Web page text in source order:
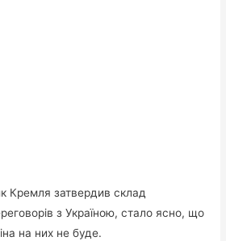
Кремля затвердив склад
з Україною, стало ясно, що
на них не буде.